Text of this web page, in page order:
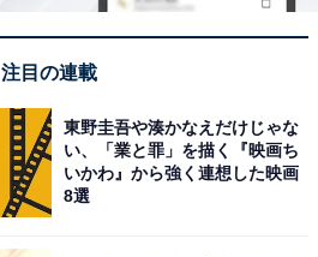
注目の連載
東野圭吾や湊かなえだけじゃな
い、「業と罪」を描く『映画ち
いかわ』から強く連想した映画
8選